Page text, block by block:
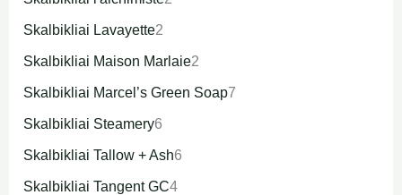
Skalbikliai Lavayette2
Skalbikliai Maison Marlaie2
Skalbikliai Marcel’s Green Soap7
Skalbikliai Steamery6
Skalbikliai Tallow + Ash6
Skalbikliai Tangent GC4